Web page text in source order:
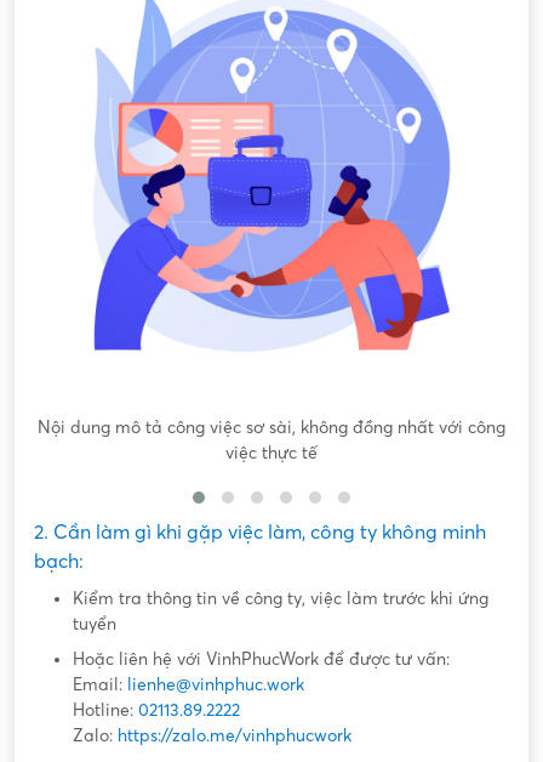
Nội dung mô tả công việc sơ sài, không đồng nhất với công
việc thực tế
2. Cần làm gì khi gặp việc làm, công ty không minh
bạch:
Kiểm tra thông tin về công ty, việc làm trước khi ứng
tuyển
Hoặc liên hệ với VinhPhucWork để được tư vấn:
Email: lienhe@vinhphuc.work
Hotline: 02113.89.2222
Zalo: https://zalo.me/vinhphucwork